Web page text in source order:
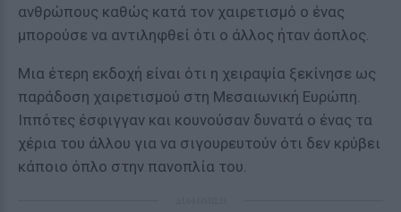
ανθρώπους καθώς κατά τον χαιρετισμό ο ένας
μπορούσε να αντιληφθεί ότι ο άλλος ήταν άοπλος.
Μια έτερη εκδοχή είναι ότι η χειραψία ξεκίνησε ως
παράδοση χαιρετισμού στη Μεσαιωνική Ευρώπη.
Ιππότες έσφιγγαν και κουνούσαν δυνατά ο ένας τα
χέρια του άλλου για να σιγουρευτούν ότι δεν κρύβει
κάποιο όπλο στην πανοπλία του.